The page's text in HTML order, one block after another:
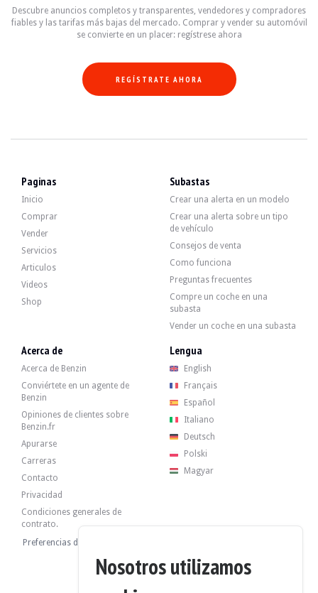
- Volante deportivo multifunción "M" de cuero.
- Kit Sport "M II".
- Barras de techo.
- Acabado brillante Shadow Line.
- Techo interior antracita.
- Indicadores blancos.
El motor de 6 cilindros y 2,5 litros desarrollaba originalmente 192 CV. El
Recientemente ha recibido las siguientes entrevistas:
- Cambiar el aceite del motor.
El coche tiene sus 4 llantas originales en buen estado, con neumáticos en
El vendedor es un profesional ubicado en Mataró, Barcelona, España, y
El vendedor ha decidido fijar un precio de reserva.
Galería
Descubre anuncios completos y transparentes, vendedores y compradores
fiables y las tarifas más bajas del mercado. Comprar y vender su automóvil
se convierte en un placer: regístrese ahora
REGÍSTRATE AHORA
Paginas
Inicio
Comprar
Vender
Servicios
Articulos
Videos
Shop
Subastas
Crear una alerta en un modelo
Crear una alerta sobre un tipo
de vehículo
Consejos de venta
Como funciona
Preguntas frecuentes
Compre un coche en una
subasta
Vender un coche en una subasta
Acerca de
Acerca de Benzin
Conviértete en un agente de
Benzin
Opiniones de clientes sobre
Benzin.fr
Apurarse
Carreras
Contacto
Privacidad
Condiciones generales de
contrato.
Preferencias de cookies
Lengua
English
Français
Español
Italiano
Deutsch
Polski
Magyar
Nosotros utilizamos